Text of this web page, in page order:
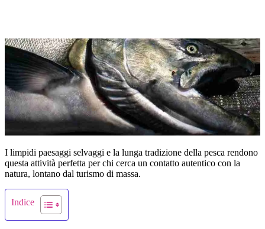
I limpidi paesaggi selvaggi e la lunga tradizione della pesca rendono
questa attività perfetta per chi cerca un contatto autentico con la
natura, lontano dal turismo di massa.
Indice